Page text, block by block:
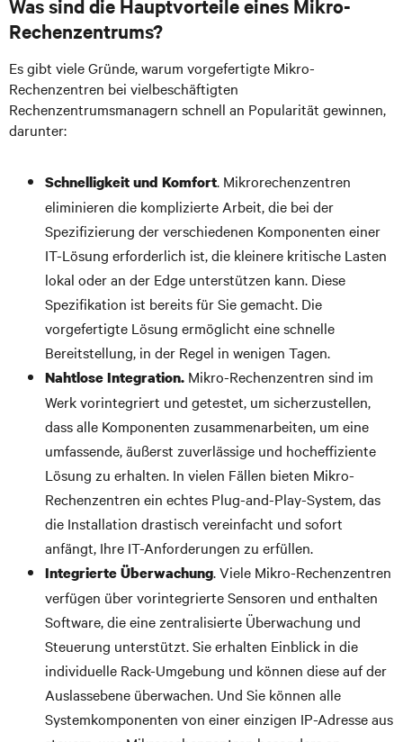
Was sind die Hauptvorteile eines Mikro-
Rechenzentrums?
Es gibt viele Gründe, warum vorgefertigte Mikro-
Rechenzentren bei vielbeschäftigten
Rechenzentrumsmanagern schnell an Popularität gewinnen,
darunter:
Schnelligkeit und Komfort. Mikrorechenzentren
eliminieren die komplizierte Arbeit, die bei der
Spezifizierung der verschiedenen Komponenten einer
IT-Lösung erforderlich ist, die kleinere kritische Lasten
lokal oder an der Edge unterstützen kann. Diese
Spezifikation ist bereits für Sie gemacht. Die
vorgefertigte Lösung ermöglicht eine schnelle
Bereitstellung, in der Regel in wenigen Tagen.
Nahtlose Integration. Mikro-Rechenzentren sind im
Werk vorintegriert und getestet, um sicherzustellen,
dass alle Komponenten zusammenarbeiten, um eine
umfassende, äußerst zuverlässige und hocheffiziente
Lösung zu erhalten. In vielen Fällen bieten Mikro-
Rechenzentren ein echtes Plug-and-Play-System, das
die Installation drastisch vereinfacht und sofort
anfängt, Ihre IT-Anforderungen zu erfüllen.
Integrierte Überwachung. Viele Mikro-Rechenzentren
verfügen über vorintegrierte Sensoren und enthalten
Software, die eine zentralisierte Überwachung und
Steuerung unterstützt. Sie erhalten Einblick in die
individuelle Rack-Umgebung und können diese auf der
Auslassebene überwachen. Und Sie können alle
Systemkomponenten von einer einzigen IP-Adresse aus